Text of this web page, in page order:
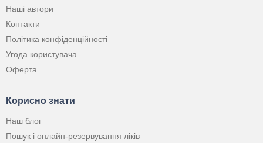
Наші автори
Контакти
Політика конфіденційності
Угода користувача
Оферта
Корисно знати
Наш блог
Пошук і онлайн-резервування ліків